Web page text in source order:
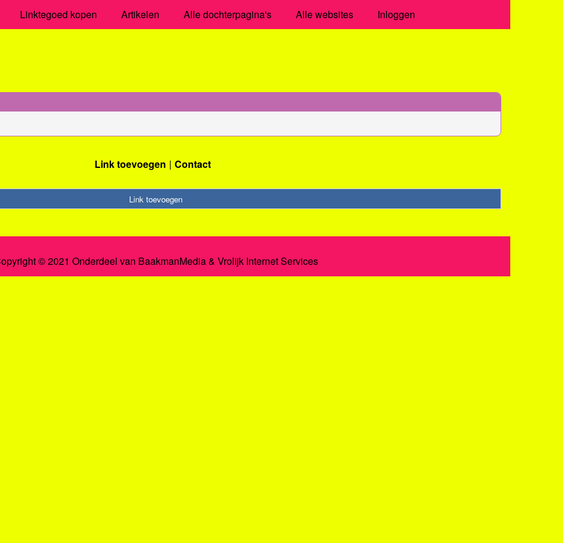
Linktegoed kopen Artikelen Alle dochterpagina's Alle websites Inloggen
Link toevoegen Contact
Link toevoegen
© 2021 Onderdeel van BaakmanMedia& Vrolijk Internet Services